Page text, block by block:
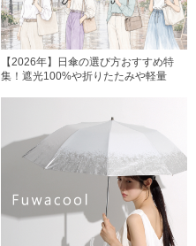
【2026年】日傘の選び方おすすめ特
集！遮光100%や折りたたみや軽量